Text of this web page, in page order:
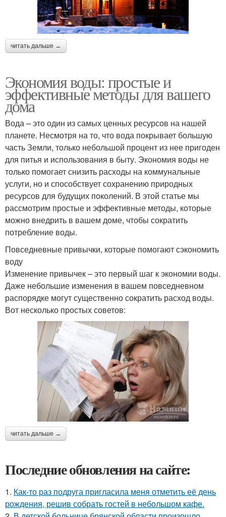
читать дальше →
Экономия воды: простые и
эффективные методы для вашего
дома
Вода – это один из самых ценных ресурсов на нашей
планете. Несмотря на то, что вода покрывает большую
часть Земли, только небольшой процент из нее пригоден
для питья и использования в быту. Экономия воды не
только помогает снизить расходы на коммунальные
услуги, но и способствует сохранению природных
ресурсов для будущих поколений. В этой статье мы
рассмотрим простые и эффективные методы, которые
можно внедрить в вашем доме, чтобы сократить
потребление воды.
Повседневные привычки, которые помогают сэкономить
воду
Изменение привычек – это первый шаг к экономии воды.
Даже небольшие изменения в вашем повседневном
распорядке могут существенно сократить расход воды.
Вот несколько простых советов:
читать дальше →
Последние обновления на сайте:
1. Как-то раз подруга пригласила меня отметить её день
рождения, решив собрать гостей в небольшом кафе.